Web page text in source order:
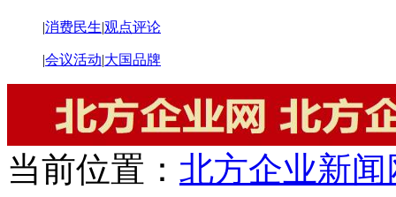
|消费民生|观点评论
|会议活动|大国品牌
当前位置： 北方企业新闻